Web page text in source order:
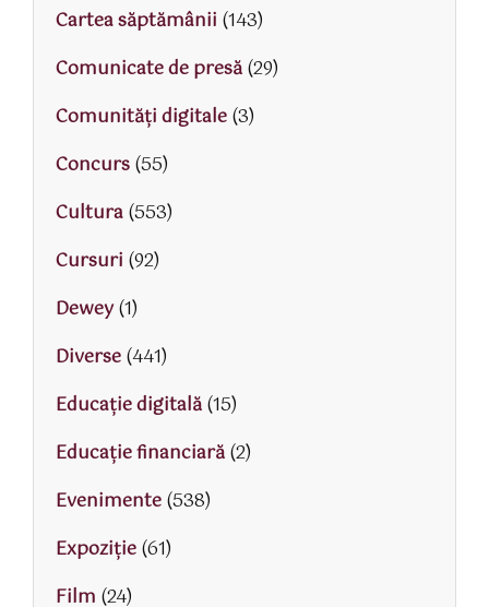
Cartea săptămânii (143)
Comunicate de presă(29)
Comunități digitale(3)
Concurs(55)
Cultura(553)
Cursuri (92)
Dewey(1)
Diverse(441)
Educaţie digitală(15)
Educaţie financiară(2)
Evenimente(538)
Expoziție(61)
Film (24)